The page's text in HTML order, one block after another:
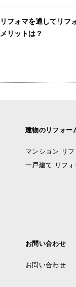
リフォマを通してリフ
メリットは？
建物のリフォー
マンション リ
一戸建て リフォ
お問い合わせ
お問い合わせ